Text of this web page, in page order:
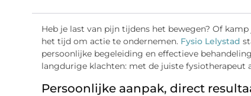
Heb je last van pijn tijdens het bewegen? Of
het tijd om actie te ondernemen. Fysio Lelystad
persoonlijke begeleiding en effectieve
langdurige klachten: met de juiste fysiotherapeut
Persoonlijke aanpak, direct